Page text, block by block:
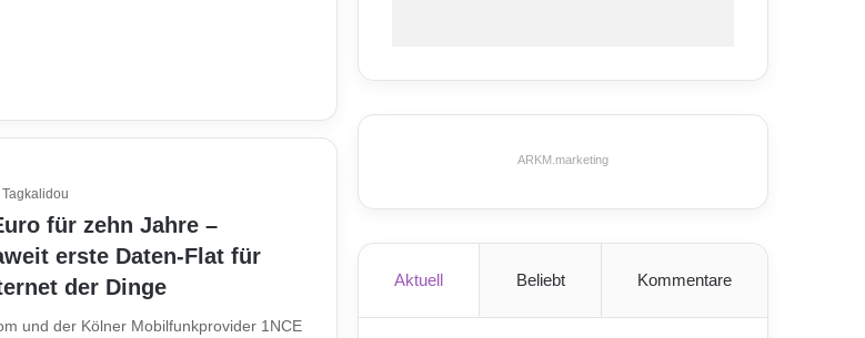
für zehn Jahre –
erste Daten-Flat für
der Dinge
und der Kölner Mobilfunkprovider 1NCE
ARKM.marketing
Aktuell Beliebt Kommentare